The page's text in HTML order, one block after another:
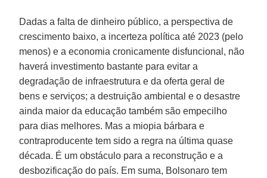
Dadas a falta de dinheiro público, a perspectiva de
crescimento baixo, a incerteza política até 2023 (pelo
menos) e a economia cronicamente disfuncional, não
haverá investimento bastante para evitar a
degradação de infraestrutura e da oferta geral de
bens e serviços; a destruição ambiental e o desastre
ainda maior da educação também são empecilho
para dias melhores. Mas a miopia bárbara e
contraproducente tem sido a regra na última quase
década. É um obstáculo para a reconstrução e a
desbozificação do país. Em suma, Bolsonaro tem